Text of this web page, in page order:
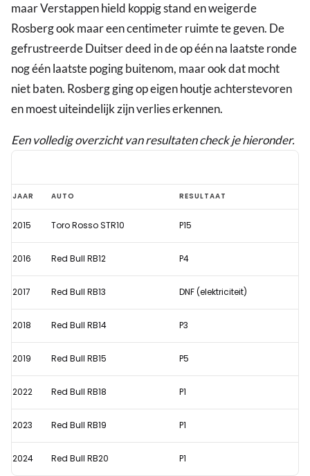
maar Verstappen hield koppig stand en weigerde
Rosberg ook maar een centimeter ruimte te geven. De
gefrustreerde Duitser deed in de op één na laatste ronde
nog één laatste poging buitenom, maar ook dat mocht
niet baten. Rosberg ging op eigen houtje achterstevoren
en moest uiteindelijk zijn verlies erkennen.
Een volledig overzicht van resultaten check je hieronder.
Terugblik:
Hardnekkige
Verstappen
maakt
horendol
in
GP
JAAR AUTO RESULTAAT
2015 Toro Rosso STR10 P15
2016 Red Bull RB12 P4
2017 Red Bull RB13 DNF (elektriciteit)
2018 Red Bull RB14 P3
2019 Red Bull RB15 P5
2022 Red Bull RB18 P1
2023 Red Bull RB19 P1
2024 Red Bull RB20 P1